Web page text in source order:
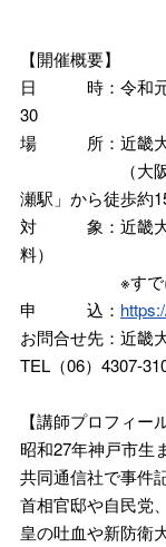
【開催概要】
日 時：令和元（
30
場 所：近畿大
（大阪府東大
瀬駅」から徒歩約
対 象：近畿大学
料）
※すでにお申
申 込：
お問合せ先：近畿
TEL（06）4307-
【講師プロフィー
昭和27年神戸市生
共同通信社で事件
首相官邸や自民党
皇の吐血や新防衛